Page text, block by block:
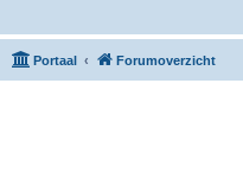
Portaal Forumoverzicht